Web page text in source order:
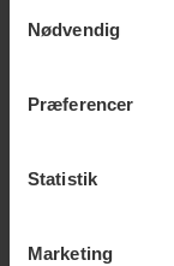
Nødvendig
Præferencer
Statistik
Marketing
kød
Kaffe kan have
opgave at finde
smage henholdsvis